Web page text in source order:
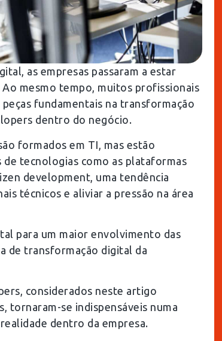
as empresas passaram a estar
mesmo tempo, muitos profissionais
fundamentais na transformação
dentro do negócio.
formados em TI, mas estão
tecnologias como as plataformas
development, uma tendência
técnicos e aliviar a pressão na área
para um maior envolvimento das
de transformação digital da
considerados neste artigo
tornaram-se indispensáveis numa
dentro da empresa.